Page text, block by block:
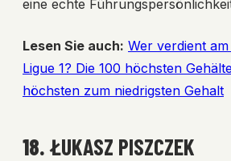
eine echte
Lesen Sie auch: Wer verdient
Ligue 1? Die 100 höchsten
höchsten zum niedrigsten Gehalt
18.ŁUKASZ PISZCZEK